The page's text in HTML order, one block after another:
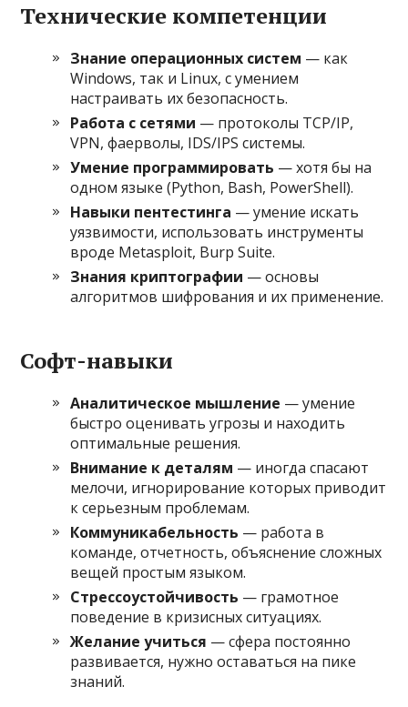
Технические компетенции
Знание операционных систем — как
Windows, так и Linux, с умением
настраивать их безопасность.
Работа с сетями — протоколы TCP/IP,
VPN, фаерволы, IDS/IPS системы.
Умение программировать — хотя бы на
одном языке (Python, Bash, PowerShell).
Навыки пентестинга — умение искать
уязвимости, использовать инструменты
вроде Metasploit, Burp Suite.
Знания криптографии — основы
алгоритмов шифрования и их применение.
Софт-навыки
Аналитическое мышление — умение
быстро оценивать угрозы и находить
оптимальные решения.
Внимание к деталям — иногда спасают
мелочи, игнорирование которых приводит
к серьезным проблемам.
Коммуникабельность — работа в
команде, отчетность, объяснение сложных
вещей простым языком.
Стрессоустойчивость — грамотное
поведение в кризисных ситуациях.
Желание учиться — сфера постоянно
развивается, нужно оставаться на пике
знаний.